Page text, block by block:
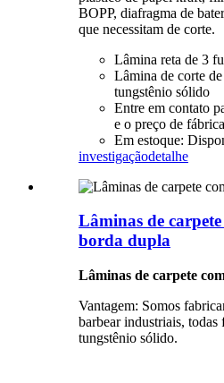
BOPP, diafragma de
que necessitam de corte.
Lâmina reta de 3
Lâmina de corte
tungstênio sólido
Entre em contato
e o preço de
Em estoque:
investigaçãodetalhe
Lâminas de
borda dupla
Lâminas de carpete
Vantagem: Somos
barbear industriais, todas
tungstênio sólido.